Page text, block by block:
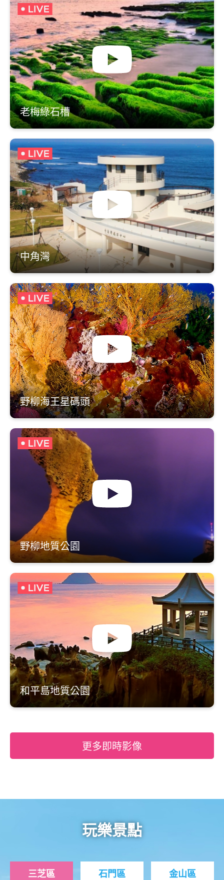
老梅綠石槽
中角灣
野柳海王星碼頭
野柳地質公園
和平島地質公園
更多即時影像
玩樂景點
三芝區 石門區 金山區